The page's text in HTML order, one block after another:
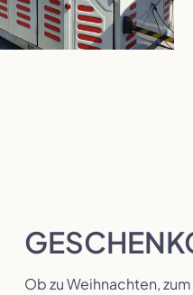
Ob zu Weihnachten,